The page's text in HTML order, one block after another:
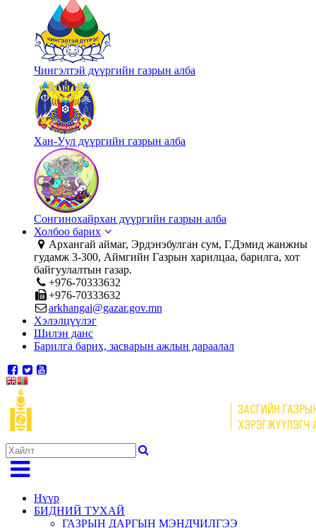
Чингэлтэй дүүргийн газрын алба
Хан-Уул дүүргийн газрын алба
Сонгинохайрхан дүүргийн газрын алба
Холбоо барих
Архангай аймаг, Эрдэнэбулган сум, Г.Дэмид жанжны
гудамж 3-300, Аймгийн Газрын харилцаа, барилга, хот
байгуулалтын газар.
+976-70333632
+976-70333632
arkhangai@gazar.gov.mn
Хэлэлцүүлэг
Шилэн данс
Барилга барих, засварын ажлын дараалал
Нүүр
БИДНИЙ ТУХАЙ
ГАЗРЫН ДАРГЫН МЭНДЧИЛГЭЭ